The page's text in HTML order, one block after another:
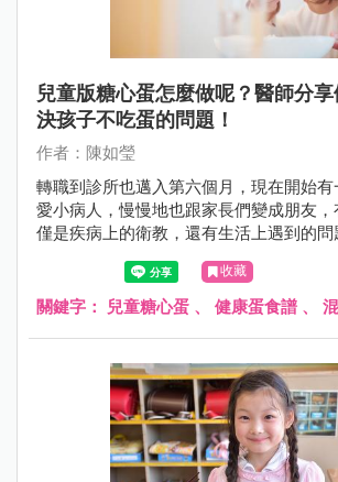
兒童版糖心蛋怎麼做呢？醫師分
決孩子不吃蛋的問題！
作者：陳如瑩
轉職到診所也邁入第六個月，現在開始
愛小病人，慢慢地也跟家長們變成朋友
僅是疾病上的衛教，還有生活上遇到的
收藏
關鍵字： 兒童糖心蛋 、 健康蛋食譜 、